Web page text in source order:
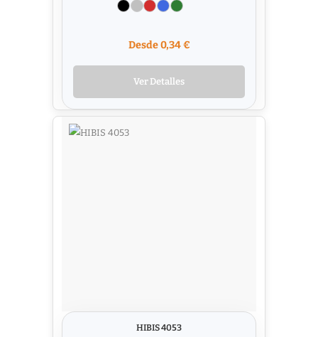
Desde 0,34 €
Ver Detalles
HIBIS 4053